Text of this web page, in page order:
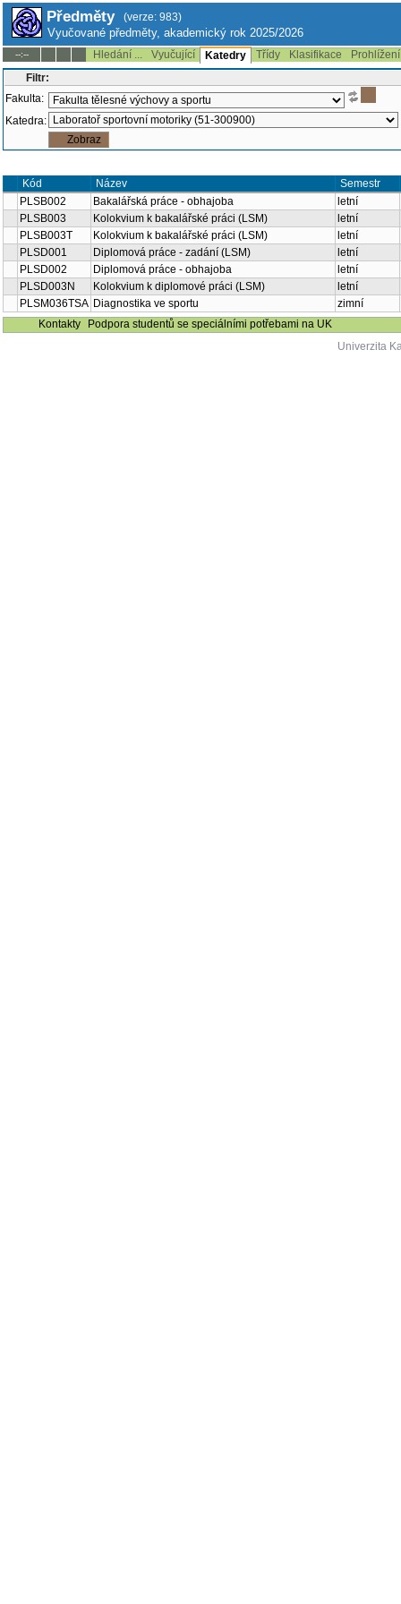
Předměty (verze: 983)
Vyučované předměty, akademický rok 2025/2026
--:-- Hledání ... Vyučující Katedry Třídy Klasifikace
Filtr:
Fakulta:
Katedra:
Kód Název
Semestr
PLSB002
Bakalářská práce - obhajoba
letní
PLSB003
Kolokvium k bakalářské práci (LSM)
letní
PLSB003T
Kolokvium k bakalářské práci (LSM)
letní
PLSD001
Diplomová práce - zadání (LSM)
letní
PLSD002
Diplomová práce - obhajoba
letní
PLSD003N
Kolokvium k diplomové práci (LSM)
letní
PLSM036TSA Diagnostika ve sportu
zimní
Kontakty
Podpora studentů se speciálními potřebami na UK
Univerzita